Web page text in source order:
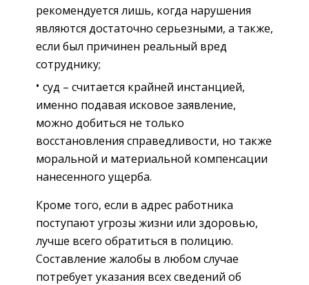
рекомендуется лишь, когда нарушения
являются достаточно серьезными, а также,
если был причинен реальный вред
сотруднику;
суд – считается крайней инстанцией,
именно подавая исковое заявление,
можно добиться не только
восстановления справедливости, но также
моральной и материальной компенсации
нанесенного ущерба.
Кроме того, если в адрес работника
поступают угрозы жизни или здоровью,
лучше всего обратиться в полицию.
Составление жалобы в любом случае
потребует указания всех сведений об